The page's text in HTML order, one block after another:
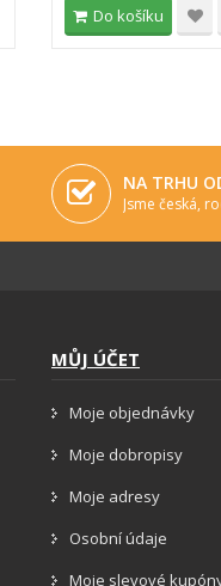
Do košíku
NA TRHU
Jsme česká,
MŮJ ÚČET
Moje objednávky
Moje dobropisy
Moje adresy
Osobní údaje
Moje slevové